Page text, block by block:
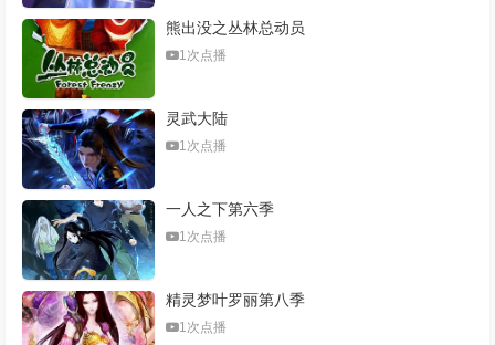
熊出没之丛林总动员
1次点播
灵武大陆
1次点播
一人之下第六季
1次点播
精灵梦叶罗丽第八季
1次点播